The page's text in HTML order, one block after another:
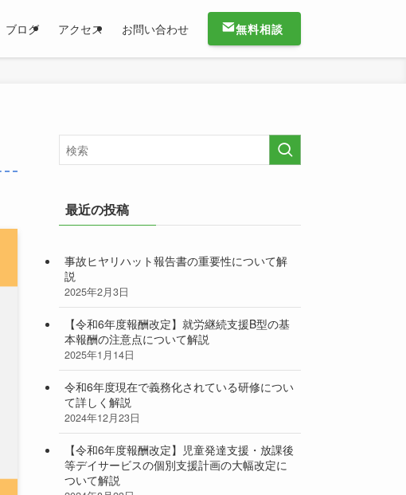
ブログ アクセス お問い合わせ 無料相談
最近の投稿
事故ヒヤリハット報告書の重要性について解
説
2025年2月3日
【令和6年度報酬改定】就労継続支援B型の基
本報酬の注意点について解説
2025年1月14日
令和6年度現在で義務化されている研修につい
て詳しく解説
2024年12月23日
【令和6年度報酬改定】児童発達支援・放課後
等デイサービスの個別支援計画の大幅改定に
ついて解説